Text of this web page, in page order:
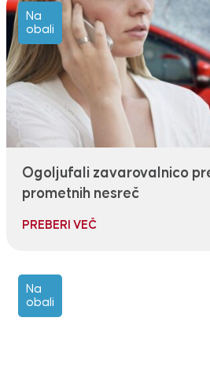
Na
obali
Ogoljufali zavarovalnico
prometnih nesreč
PREBERI VEČ
Na
obali